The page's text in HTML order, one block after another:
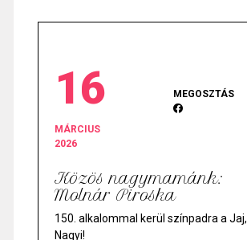
16
MÁRCIUS
2026
MEGOSZTÁS
Közös nagymamánk:
Molnár Piroska
150. alkalommal kerül színpadra a Jaj,
Nagyi!